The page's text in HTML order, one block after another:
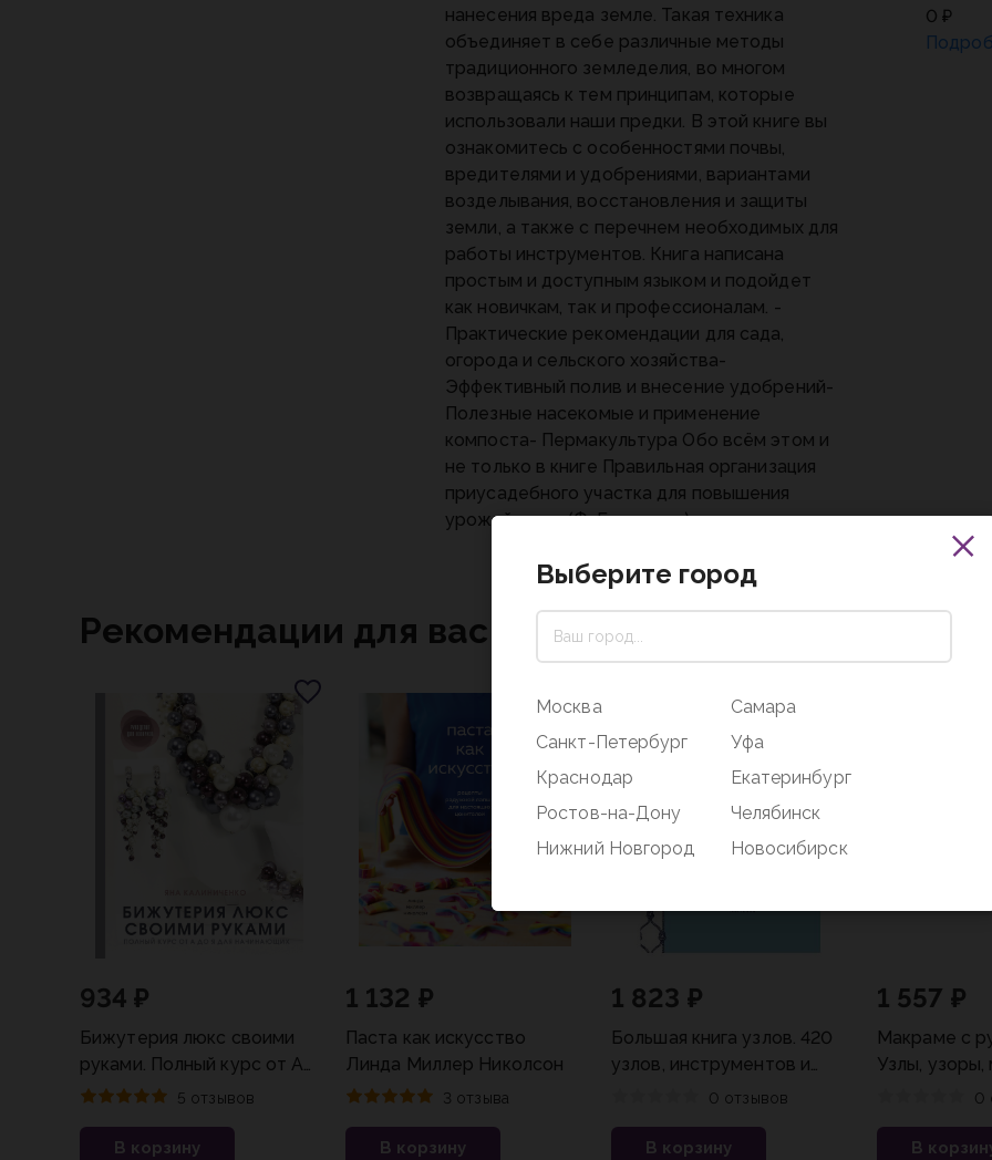
нанесения вреда земле. Такая техника
объединяет в себе различные методы
традиционного земледелия, во многом
возвращаясь к тем принципам, которые
использовали наши предки. В этой книге вы
ознакомитесь с особенностями почвы,
вредителями и удобрениями, вариантами
возделывания, восстановления и защиты
земли, а также с перечнем необходимых для
работы инструментов. Книга написана
простым и доступным языком и подойдет
как новичкам, так и профессионалам. -
Практические рекомендации для сада,
огорода и сельского хозяйства-
Эффективный полив и внесение удобрений-
Полезные насекомые и применение
компоста- Пермакультура Обо всём этом и
не только в книге Правильная организация
приусадебного участка для повышения
урожайности (Ф. Бондюэль)
0 ₽
Рекомендации для вас
934 ₽
Бижутерия люкс своими
руками. Полный курс от А
до Я для начинающих
5 отзывов
В корзину
1 132 ₽
Паста как искусство
Линда Миллер Николсон
3 отзыва
В корзину
1 823 ₽
Большая книга узлов. 420
узлов, инструментов и
техник плетения
0 отзывов
В корзину
1 557 ₽
Макраме с
Узлы, узоры,
0
В
Выберите город
Москва
Санкт-Петербург
Краснодар
Ростов-на-Дону
Нижний Новгород
Самара
Уфа
Екатеринбург
Челябинск
Новосибирск